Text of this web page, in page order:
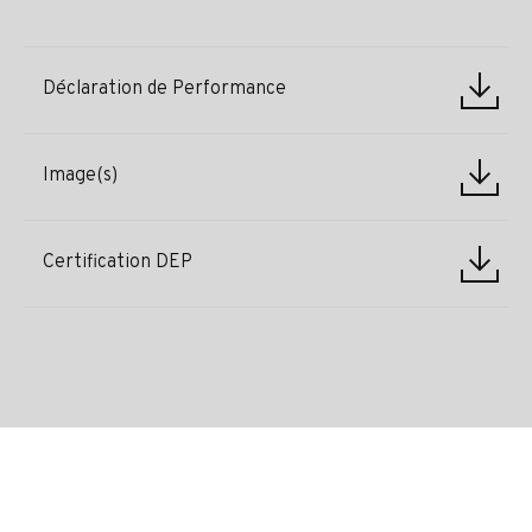
Déclaration de Performance
Image(s)
Certification DEP